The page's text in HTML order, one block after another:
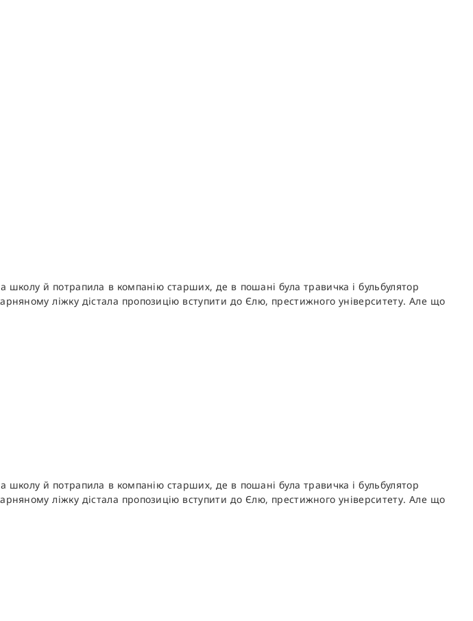
й потрапила в компанію старших, де в пошані була травичка і бульбулятор
ліжку дістала пропозицію вступити до Єлю, престижного університету. Але що
й потрапила в компанію старших, де в пошані була травичка і бульбулятор
ліжку дістала пропозицію вступити до Єлю, престижного університету. Але що